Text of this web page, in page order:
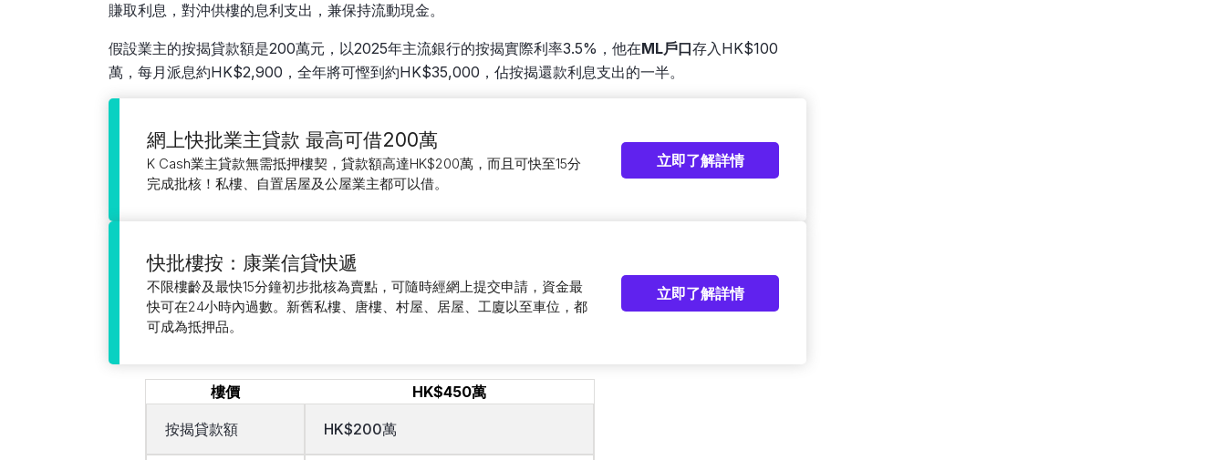
賺取利息，對沖供樓的息利支出，兼保持流動現金。
假設業主的按揭貸款額是200萬元，以2025年主流銀行的按揭實際利率3.5%，他在ML戶口存入HK$100
萬，每月派息約HK$2,900，全年將可慳到約HK$35,000，佔按揭還款利息支出的一半。
網上快批業主貸款 最高可借200萬
K Cash業主貸款無需抵押樓契，貸款額高達HK$200萬，而且可快至15分
完成批核！私樓、自置居屋及公屋業主都可以借。
立即了解詳情
快批樓按：康業信貸快遞
不限樓齡及最快15分鐘初步批核為賣點，可隨時經網上提交申請，資金最
快可在24小時內過數。新舊私樓、唐樓、村屋、居屋、工廈以至車位，都
可成為抵押品。
立即了解詳情
樓價 HK$450萬
按揭貸款額 HK$200萬